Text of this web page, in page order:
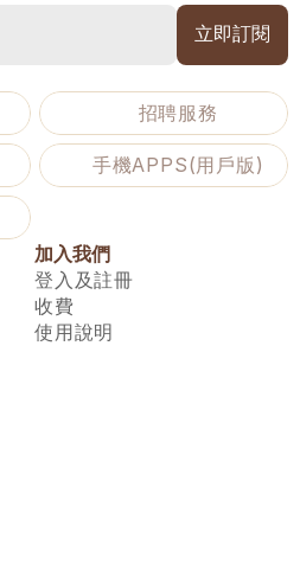
招聘服務
手機APPS(用戶版)
加入我們
登入及註冊
收費
使用說明